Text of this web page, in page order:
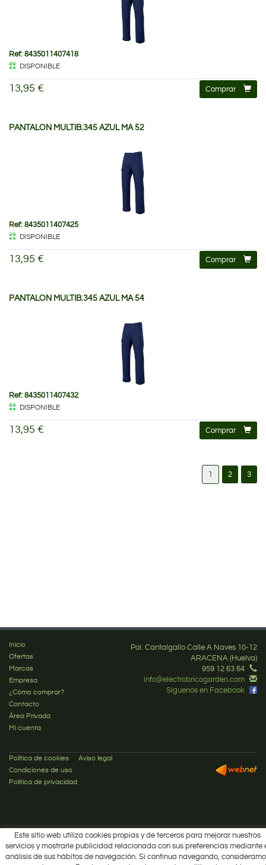
Ref: 8435011407418
DISPONIBLE
13,95 € Comprar
PANTALON MULTIB.345 AZUL MA 52
Ref: 8435011407425
DISPONIBLE
13,95 € Comprar
PANTALON MULTIB.345 AZUL MA 54
Ref: 8435011407432
DISPONIBLE
13,95 € Comprar
1 2 3
Inicio
Ofertas
Marcas
Empresa
¿Cómo comprar?
Contacto
Área Privada
Mi cuenta
Pol. Cantalgallo Calle A Naves 10-12
ARACENA (Huelva)
959 12 63 64
info@electrobricogarden.com
Síguenos en Facebook
Política de cookies
Aviso legal
Condiciones de uso
Política de privacidad
Este sitio web utiliza cookies propias y de terceros para mejorar nuestros
servicios y mostrarle publicidad relacionada con sus preferencias mediante
análisis de sus hábitos de navegación. Si continua navegando,